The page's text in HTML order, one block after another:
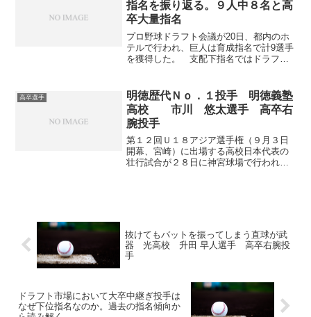
指名を振り返る。９人中８名と高
卒大量指名
プロ野球ドラフト会議が20日、都内のホ
テルで行われ、巨人は育成指名で計9選手
を獲得した。 支配下指名ではドラフト1
の後は2巡目・萩尾匡也外野手（21＝慶
大）、3巡目...
高卒選手
明徳歴代Ｎｏ．１投手 明徳義塾
高校 市川 悠太選手 高卒右
腕投手
第１２回Ｕ１８アジア選手権（９月３日
開幕、宮崎）に出場する高校日本代表の
壮行試合が２８日に神宮球場で行われ、
抜けてもバットを振ってしまう直球が武
器 光高校 升田 早人選手 高卒右腕投
手
ドラフト市場において大卒中継ぎ投手は
なぜ下位指名なのか。過去の指名傾向か